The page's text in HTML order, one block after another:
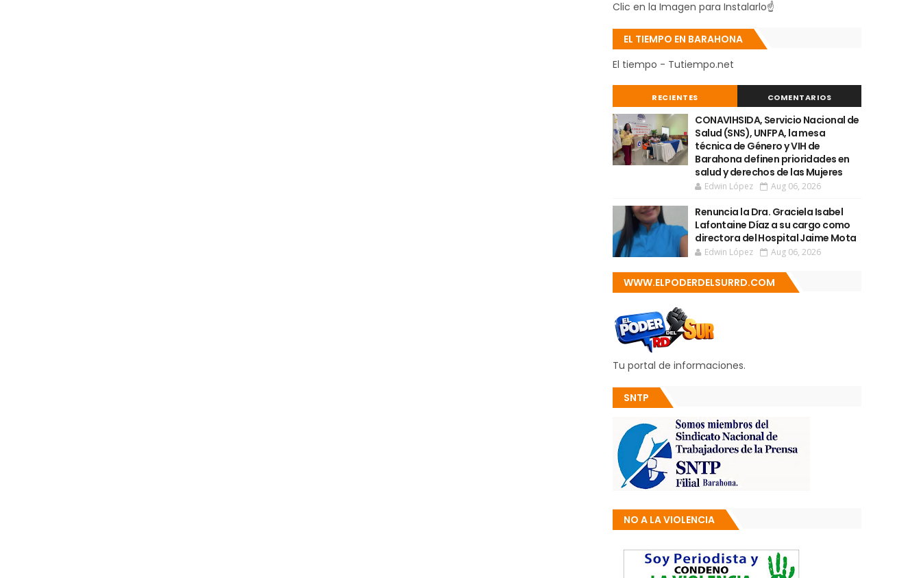
Clic en la Imagen para Instalarlo☝
EL TIEMPO EN BARAHONA
El tiempo - Tutiempo.net
RECIENTES COMENTARIOS
CONAVIHSIDA, Servicio Nacional de
Salud (SNS), UNFPA, la mesa
técnica de Género y VIH de
Barahona definen prioridades en
salud y derechos de las Mujeres
Edwin López Aug 06, 2026
Renuncia la Dra. Graciela Isabel
Lafontaine Díaz a su cargo como
directora del Hospital Jaime Mota
Edwin López Aug 06, 2026
WWW.ELPODERDELSURRD.COM
Tu portal de informaciones.
SNTP
NO A LA VIOLENCIA